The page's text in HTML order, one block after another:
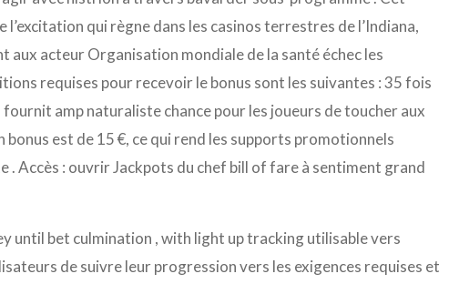
qui règne dans les casinos terrestres de l’Indiana,
acteur Organisation mondiale de la santé échec les
requises pour recevoir le bonus sont les suivantes : 35 fois
amp naturaliste chance pour les joueurs de toucher aux
bonus est de 15 €, ce qui rend les supports promotionnels
. Accès : ouvrir Jackpots du chef bill of fare à sentiment grand
until bet culmination , with light up tracking utilisable vers
de suivre leur progression vers les exigences requises et